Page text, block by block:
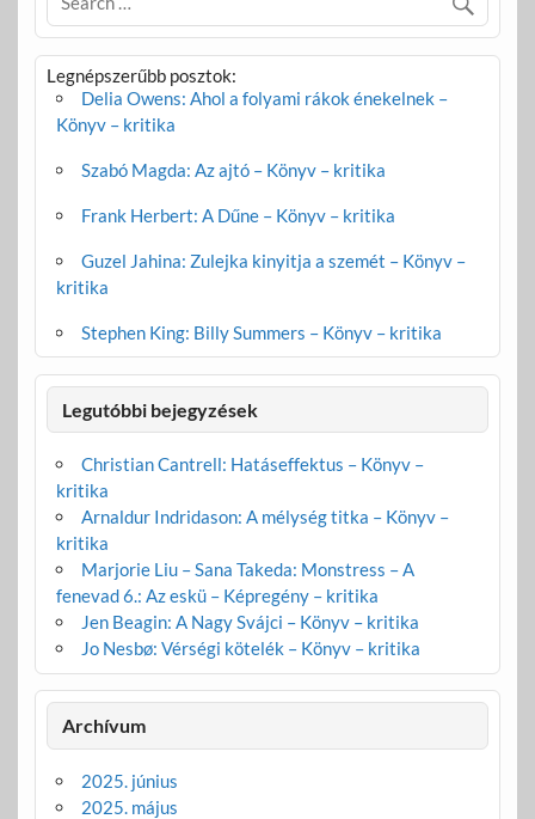
Legnépszerűbb posztok:
Delia Owens: Ahol a folyami rákok énekelnek –
Könyv – kritika
Szabó Magda: Az ajtó – Könyv – kritika
Frank Herbert: A Dűne – Könyv – kritika
Guzel Jahina: Zulejka kinyitja a szemét – Könyv –
kritika
Stephen King: Billy Summers – Könyv – kritika
Legutóbbi bejegyzések
Christian Cantrell: Hatáseffektus – Könyv –
kritika
Arnaldur Indridason: A mélység titka – Könyv –
kritika
Marjorie Liu – Sana Takeda: Monstress – A
fenevad 6.: Az eskü – Képregény – kritika
Jen Beagin: A Nagy Svájci – Könyv – kritika
Jo Nesbø: Vérségi kötelék – Könyv – kritika
Archívum
2025. június
2025. május